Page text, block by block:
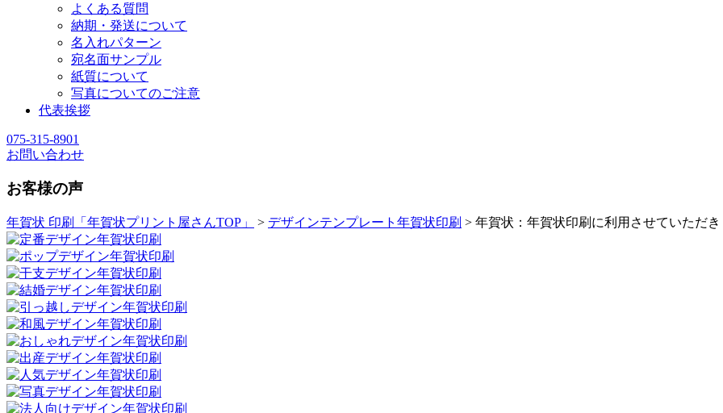
よくある質問
納期・発送について
名入れパターン
宛名面サンプル
紙質について
写真についてのご注意
代表挨拶
075-315-8901
お問い合わせ
お客様の声
年賀状 印刷「年賀状プリント屋さんTOP」 > デザインテンプレート年賀状印刷 > 年賀状：年賀状印刷に利用させていただ